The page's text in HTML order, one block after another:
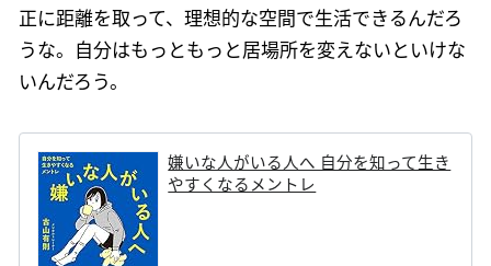
正に距離を取って、理想的な空間で生活できるんだろ
うな。自分はもっともっと居場所を変えないといけな
いんだろう。
嫌いな人がいる人へ 自分を知って生き
やすくなるメントレ